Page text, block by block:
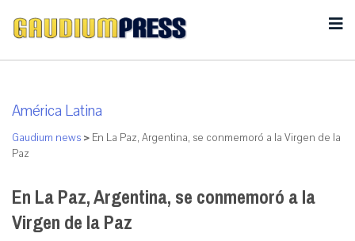
América Latina
Gaudium news > En La Paz, Argentina, se conmemoró a la Virgen de la
Paz
En La Paz, Argentina, se conmemoró a la
Virgen de la Paz